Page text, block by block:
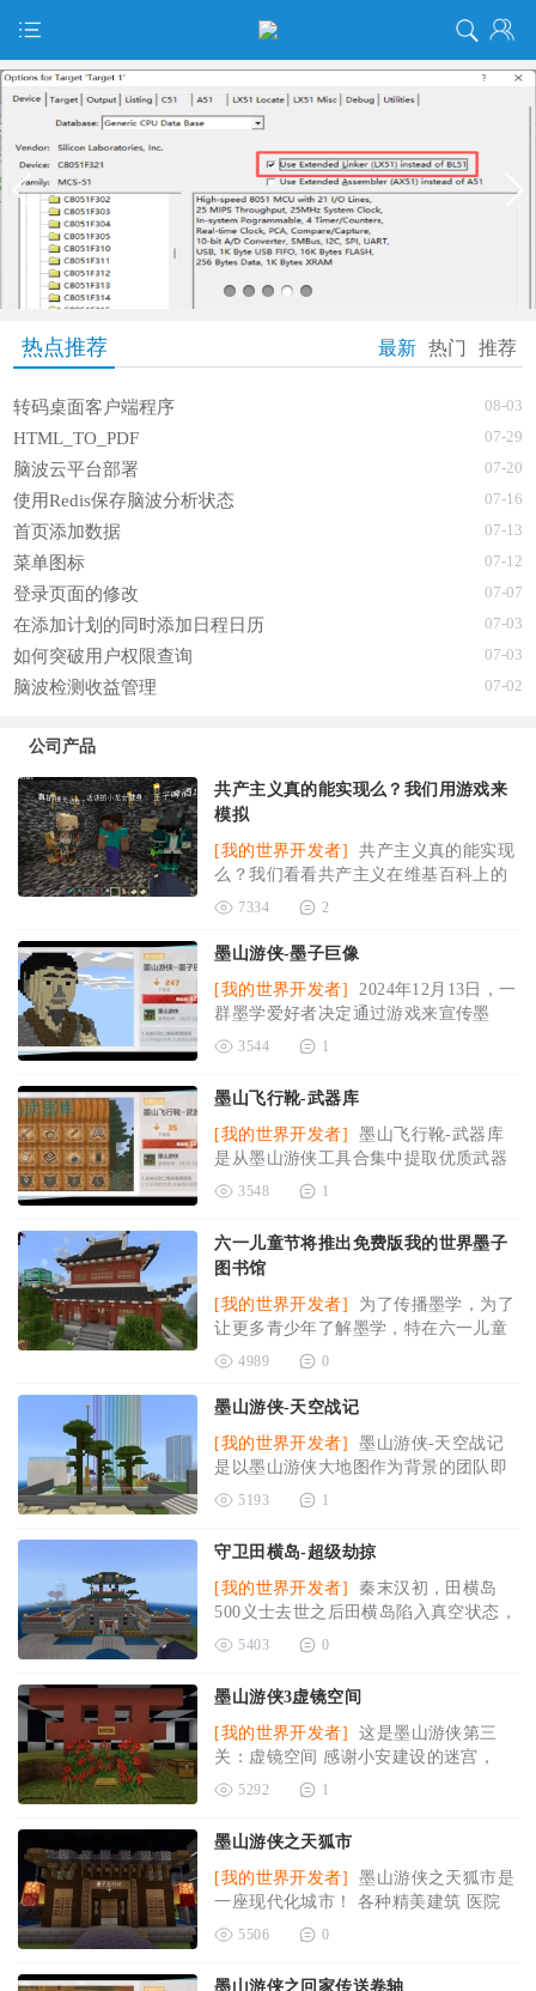
最新 热门 推荐
热点推荐
08-03
转码桌面客户端程序
07-29
HTML_TO_PDF
07-20
脑波云平台部署
07-16
使用Redis保存脑波分析状态
07-13
首页添加数据
07-12
菜单图标
07-07
登录页面的修改
07-03
在添加计划的同时添加日程日历
07-03
如何突破用户权限查询
07-02
脑波检测收益管理
公司产品
共产主义真的能实现么？我们用游戏来
模拟
[我的世界开发者]
共产主义真的能实现
么？我们看看共产主义在维基百科上的
解释：共产主义（拉丁语：
7334 2
墨山游侠-墨子巨像
[我的世界开发者]
2024年12月13日，一
群墨学爱好者决定通过游戏来宣传墨
学，我的世界无疑是一款最灵活开
3544 1
墨山飞行靴-武器库
[我的世界开发者]
墨山飞行靴-武器库
是从墨山游侠工具合集中提取优质武器
合集，包括盔甲和武器。 去掉了
3548 1
六一儿童节将推出免费版我的世界墨子
图书馆
[我的世界开发者]
为了传播墨学，为了
让更多青少年了解墨学，特在六一儿童
节推出免费版我的世界墨子图书
4989 0
墨山游侠-天空战记
[我的世界开发者]
墨山游侠-天空战记
是以墨山游侠大地图作为背景的团队即
时作战游戏，在空中建立了三个
5193 1
守卫田横岛-超级劫掠
[我的世界开发者]
秦末汉初，田横岛
500义士去世之后田横岛陷入真空状态，
你作为后起之秀义不容辞的担任
5403 0
墨山游侠3虚镜空间
[我的世界开发者]
这是墨山游侠第三
关：虚镜空间 感谢小安建设的迷宫，
O(∩_∩)O哈哈~
5292 1
墨山游侠之天狐市
[我的世界开发者]
墨山游侠之天狐市是
一座现代化城市！ 各种精美建筑 医院
学校应有尽有
5506 0
墨山游侠之回家传送卷轴